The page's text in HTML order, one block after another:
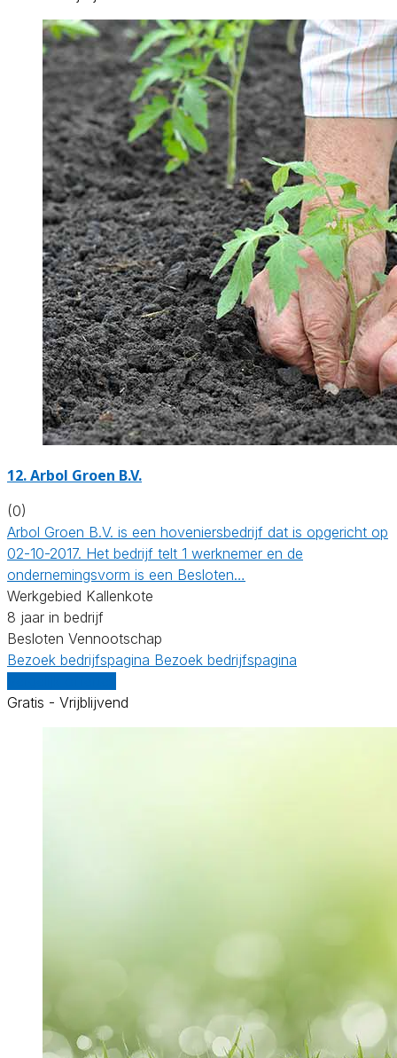
12.Arbol Groen B.V.
(0)
Arbol Groen B.V. is een hoveniersbedrijf dat is opgericht op
02-10-2017. Het bedrijf telt 1 werknemer en de
ondernemingsvorm is een Besloten…
Werkgebied Kallenkote
8 jaar in bedrijf
Besloten Vennootschap
Bezoek bedrijfspagina Bezoek bedrijfspagina
Gratis - Vrijblijvend